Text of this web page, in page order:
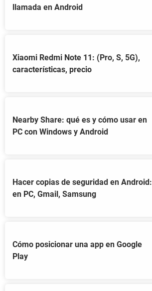
llamada en Android
Xiaomi Redmi Note 11: (Pro, S, 5G),
características, precio
Nearby Share: qué es y cómo usar en
PC con Windows y Android
Hacer copias de seguridad en Android:
en PC, Gmail, Samsung
Cómo posicionar una app en Google
Play